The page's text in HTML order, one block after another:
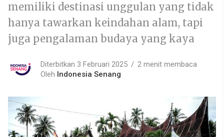
memiliki destinasi unggulan yang tidak
hanya tawarkan keindahan alam, tapi
juga pengalaman budaya yang kaya
Diterbitkan 3 Februari 2025
2 menit membaca
Oleh Indonesia Senang